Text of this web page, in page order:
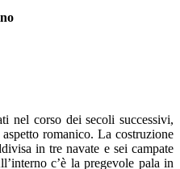
nel corso dei secoli successivi,
romanico. La costruzione
in tre navate e sei campate
c’è la pregevole pala in